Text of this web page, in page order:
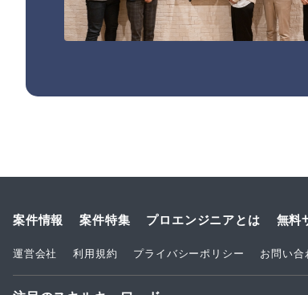
案件情報 案件特集 プロエンジニアとは 無料
運営会社 利用規約 プライバシーポリシー お問い合